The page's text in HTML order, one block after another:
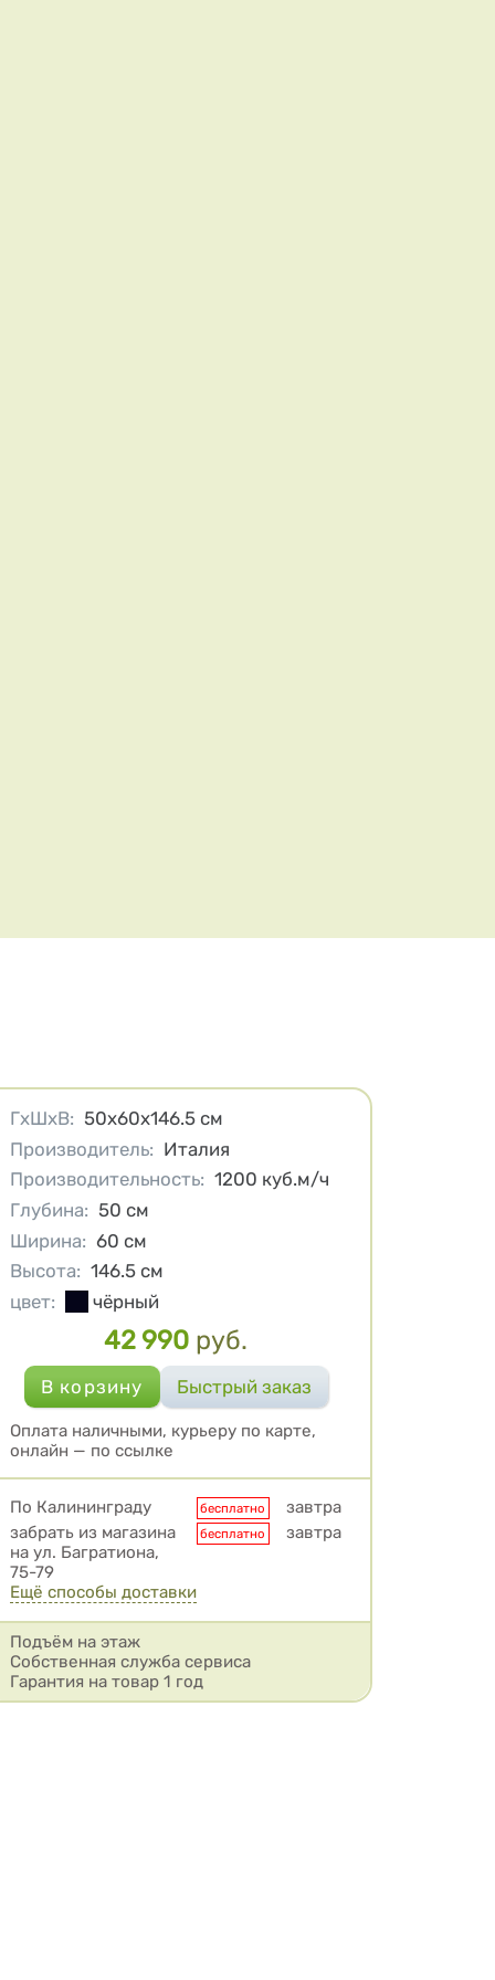
Характеристики
ГхШхВ: 50х60х146.5 см
Производитель: Италия
Производительность: 1200 куб.м/ч
Глубина: 50 см
Ширина: 60 см
Высота: 146.5 см
цвет:
чёрный
Цена
42 990 руб.
Оплата наличными, курьеру по карте,
онлайн — по ссылке
Условия доставки
По Калининграду бесплатно
завтра
забрать из магазина
на ул. Багратиона,
75-79
бесплатно завтра
Ещё способы доставки
Подъём на этаж
Собственная служба сервиса
Гарантия на товар 1 год